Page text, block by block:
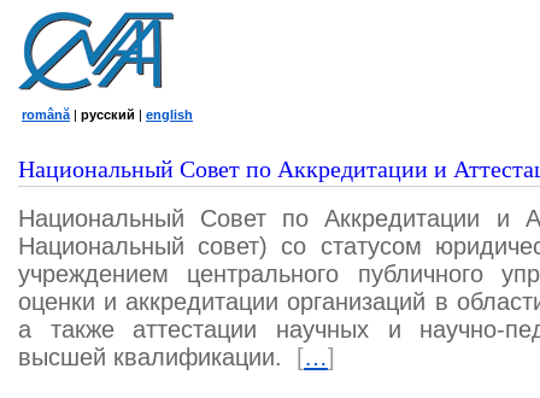
română | русский | english
Национальный Совет по Аккредитации и
Национальный Совет по Аккредитации и
Национальный совет) со статусом
учреждением центрального публичного
оценки и аккредитации организаций в
а также аттестации научных и научно-
высшей квалификации.
[…]